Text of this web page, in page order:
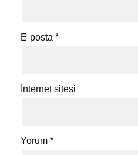
E-posta *
İnternet sitesi
Yorum *